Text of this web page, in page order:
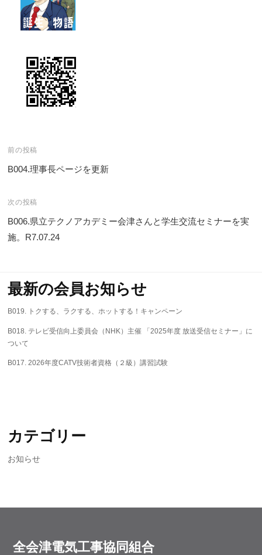
投
稿
ビ
ゲ
ー
ョ
ン
前の投稿
B004.理事長ページを更新
次の投稿
B006.県立テクノアカデミー会津さんと学生交流セミナーを実
施。R7.07.24
最新の会員お知らせ
B019. トクする、ラクする、ホットする！キャンペーン
B018. テレビ受信向上委員会（NHK）主催 「2025年度 放送受信セミナー」に
ついて
B017. 2026年度CATV技術者資格（２級）講習試験
カテゴリー
お知らせ
全会津電気⼯事協同組合